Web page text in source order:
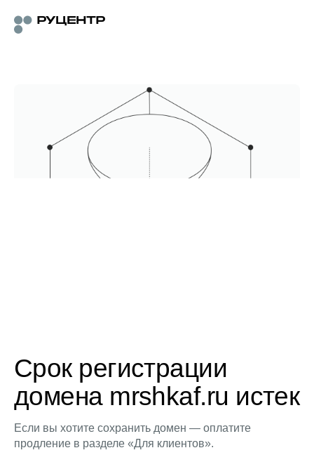
Срок регистрации
домена mrshkaf.ru истек
Если вы хотите сохранить домен — оплатите
продление в разделе «Для клиентов».